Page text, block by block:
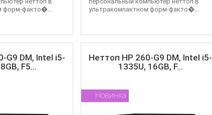
форм-факто�...
ультракомпактном форм-факто�...
G9 DM, Intel i5-
F5...
Неттоп HP 260-G9 DM, Intel i5-
1335U, 16GB, F...
Новинка